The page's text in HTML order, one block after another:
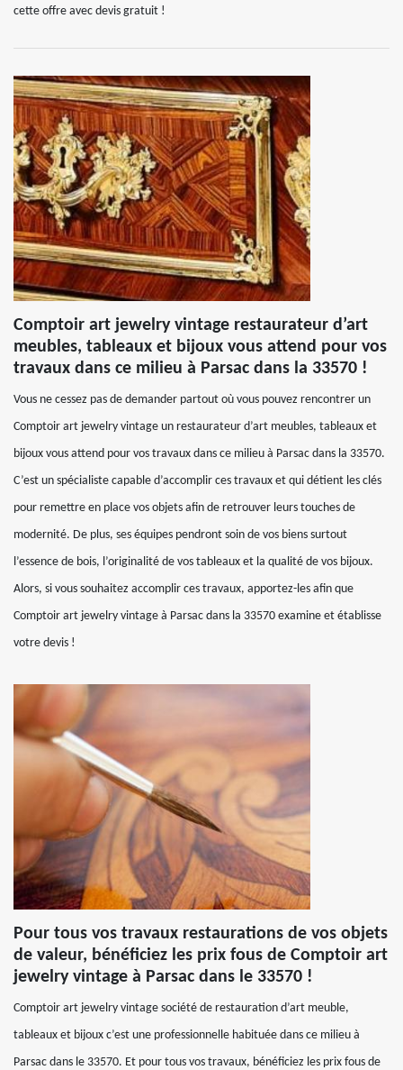
cette offre avec devis gratuit !
Comptoir art jewelry vintage restaurateur d’art
meubles, tableaux et bijoux vous attend pour vos
travaux dans ce milieu à Parsac dans la 33570 !
Vous ne cessez pas de demander partout où vous pouvez rencontrer un
Comptoir art jewelry vintage un restaurateur d’art meubles, tableaux et
bijoux vous attend pour vos travaux dans ce milieu à Parsac dans la 33570.
C’est un spécialiste capable d’accomplir ces travaux et qui détient les clés
pour remettre en place vos objets afin de retrouver leurs touches de
modernité. De plus, ses équipes pendront soin de vos biens surtout
l’essence de bois, l’originalité de vos tableaux et la qualité de vos bijoux.
Alors, si vous souhaitez accomplir ces travaux, apportez-les afin que
Comptoir art jewelry vintage à Parsac dans la 33570 examine et établisse
votre devis !
Pour tous vos travaux restaurations de vos objets
de valeur, bénéficiez les prix fous de Comptoir art
jewelry vintage à Parsac dans le 33570 !
Comptoir art jewelry vintage société de restauration d’art meuble,
tableaux et bijoux c’est une professionnelle habituée dans ce milieu à
Parsac dans le 33570. Et pour tous vos travaux, bénéficiez les prix fous de